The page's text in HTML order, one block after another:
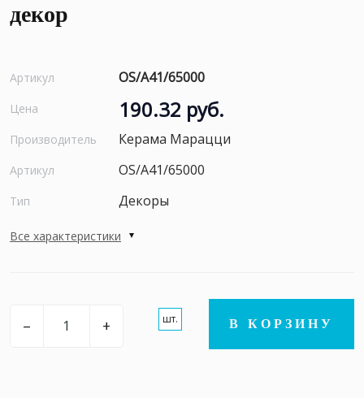
декор
Артикул OS/A41/65000
Цена 190.32 руб.
Производитель Керама Марацци
Артикул OS/A41/65000
Тип Декоры
Все характеристики
– + шт. В КОРЗИНУ